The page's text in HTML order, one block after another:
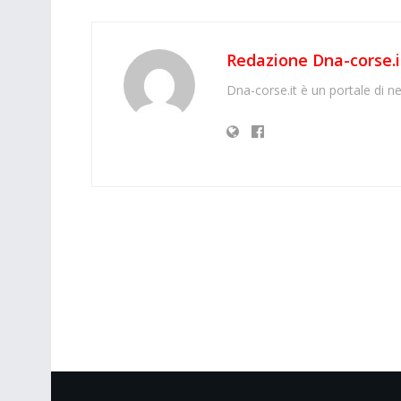
Redazione Dna-
Dna-corse.it è un portale di